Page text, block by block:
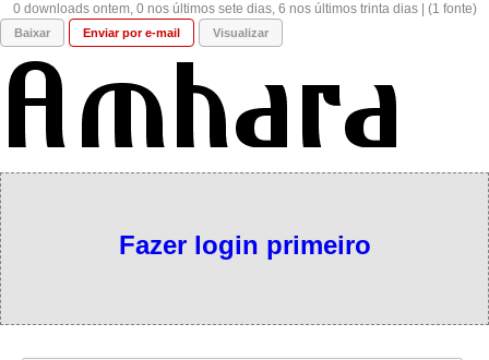
0 downloads ontem, 0 nos últimos sete dias, 6 nos últimos trinta dias | (1 fonte)
Baixar Enviar por e-mail Visualizar
Fazer login primeiro